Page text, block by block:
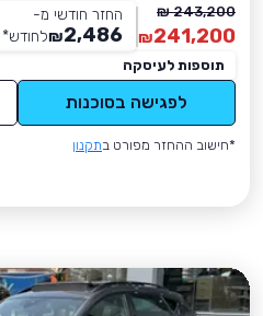
243,200 ₪
241,200
₪
החזר חודשי מ-
2,486
₪לחודש*
תוספות לעיסקה
לפגישה בסוכנות
*חישוב ההחזר מפורט בתקנון